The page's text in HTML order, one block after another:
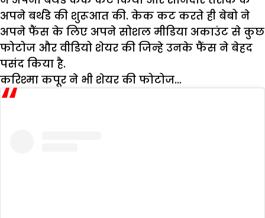
अपने बर्थडे की शुरूआत की. केक कट करते ही बेबो ने
अपने फैंस के लिए अपने सोशल मीडिया अकाउंट से कुछ
फोटोज और वीडियो शेयर की जिन्हे उनके फैंस ने बेहद
पसंद किया है.
करिश्मा कपूर ने भी शेयर की फोटोज…